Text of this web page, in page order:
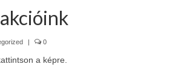
| 0
a képre.